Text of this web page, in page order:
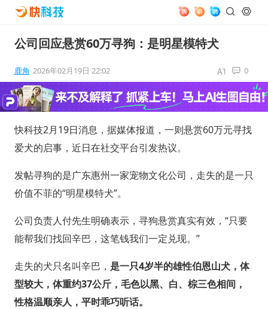
公司回应悬赏60万寻狗：是明星模特犬
鹿角 2026年02月19日 22:02 0
快科技2月19日消息，据媒体报道，一则悬赏60万元寻找
爱犬的启事，近日在社交平台引发热议。
发帖寻狗的是广东惠州一家宠物文化公司，走失的是一只
价值不菲的“明星模特犬”。
公司负责人付先生明确表示，寻狗悬赏真实有效，“只要
能帮我们找回辛巴，这笔钱我们一定兑现。”
走失的犬只名叫辛巴， 是一只4岁半的雄性伯恩山犬，体
型较大，体重约37公斤，毛色以黑、白、棕三色相间，
性格温顺亲人，平时乖巧听话。